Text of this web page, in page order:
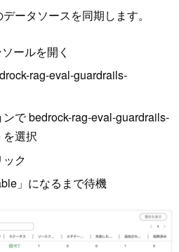
ータソースを同期します。
ールを開く
rag-eval-guardrails-
で bedrock-rag-eval-guardrails-
選択
ック
」になるまで待機